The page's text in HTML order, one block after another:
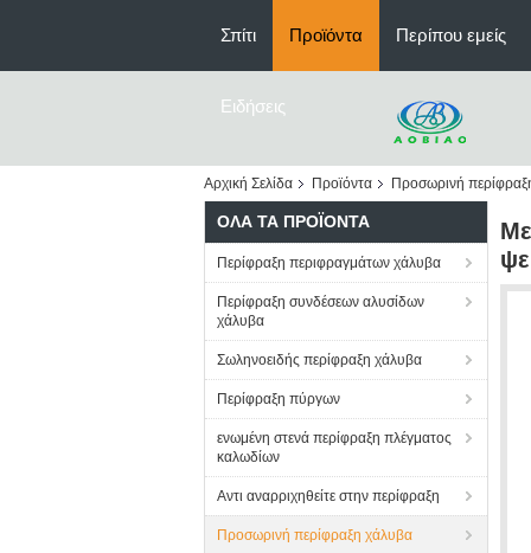
Σπίτι Προϊόντα Περίπου εμείς
Ειδήσεις
Αρχική Σελίδα Προϊόντα Προσωρινή
ΌΛΑ ΤΑ ΠΡΟΪΌΝΤΑ
Περίφραξη περιφραγμάτων χάλυβα
Περίφραξη συνδέσεων αλυσίδων
χάλυβα
Σωληνοειδής περίφραξη χάλυβα
Περίφραξη πύργων
ενωμένη στενά περίφραξη πλέγματος
καλωδίων
Αντι αναρριχηθείτε στην περίφραξη
Προσωρινή περίφραξη χάλυβα